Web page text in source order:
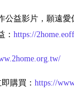
公益影片，願遠
： https://
購買： https://